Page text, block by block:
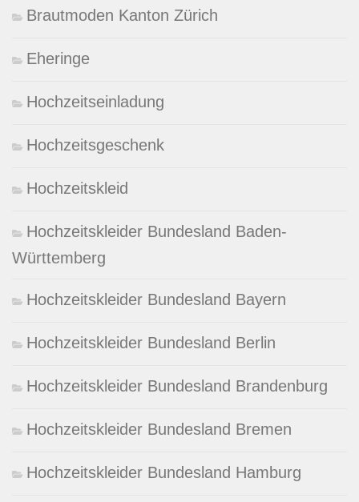
Brautmoden Kanton Zürich
Eheringe
Hochzeitseinladung
Hochzeitsgeschenk
Hochzeitskleid
Hochzeitskleider Bundesland Baden-
Württemberg
Hochzeitskleider Bundesland Bayern
Hochzeitskleider Bundesland Berlin
Hochzeitskleider Bundesland Brandenburg
Hochzeitskleider Bundesland Bremen
Hochzeitskleider Bundesland Hamburg